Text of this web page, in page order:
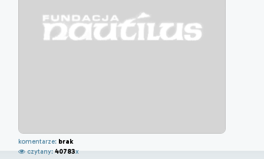
komentarze: brak
czytany: 40783x